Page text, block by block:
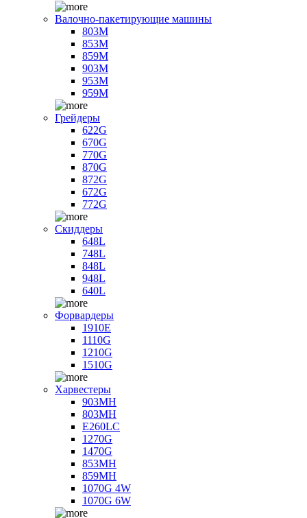
Валочно-пакетирующие машины
803M
853M
859M
903M
953M
959M
Грейдеры
622G
670G
770G
870G
872G
672G
772G
Скиддеры
648L
748L
848L
948L
640L
Форвардеры
1910E
1110G
1210G
1510G
Харвестеры
903MH
803MH
E260LC
1270G
1470G
853MH
859MH
1070G 4W
1070G 6W